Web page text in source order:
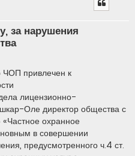
за нарушения
ЧОП привлечен к
лицензионно-
Оле директор общества с
«Частное охранное
в совершении
предусмотренного ч.4 ст.